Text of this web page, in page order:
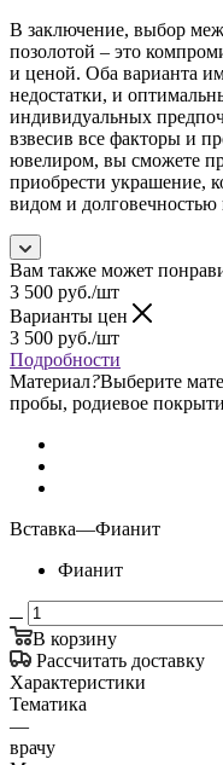
В заключение, выбор
позолотой – это
и ценой. Оба варианта
недостатки, и
индивидуальных
взвесив все факторы и
ювелиром, вы сможете
приобрести украшение,
видом и
Вам также может
3 500 руб./шт
Варианты цен
3 500 руб./шт
Подробности
Материал?Выберите
пробы, родиевое
Вставка—Фианит
Фианит
В корзину
Рассчитать доставку
Характеристики
Тематика
—
врачу